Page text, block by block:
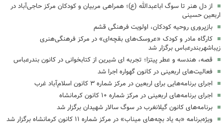
از دل هنر تا سوگ اباعبدالله (ع)؛ همراهی مربیان و کودکان مرکز حاجی‌آباد در
اربعین حسینی
بازپروری روحیه کودکان، اولویت فرهنگی قشم
کارگاه مادر و کودک «عروسک‌های بقچه‌ای» در مرکز فرهنگی‌هنری
زیباشهربندرعباس برگزار شد
قصه، هندسه و عطر پیتزا؛ تجربه ای شیرین از کتابخوانی در کانون بندرعباس
فعالیت‌های اربعینی در کانون گهواره اجرا شد
اجرای برنامه‌هایی برای اربعین در مرکز شماره ۳ کانون اسلام‌آباد غرب
اجرای برنامه‌های اربعینی در مرکز شماره ۱۰ کانون کرمانشاه
برنامه‌های کانون گیلانغرب در سوگ سالار شهیدان برگزار شد
ویژه‌برنامه «به یاد بچه‌های میناب» در مرکز شماره ۱۱ کانون کرمانشاه برگزار شد